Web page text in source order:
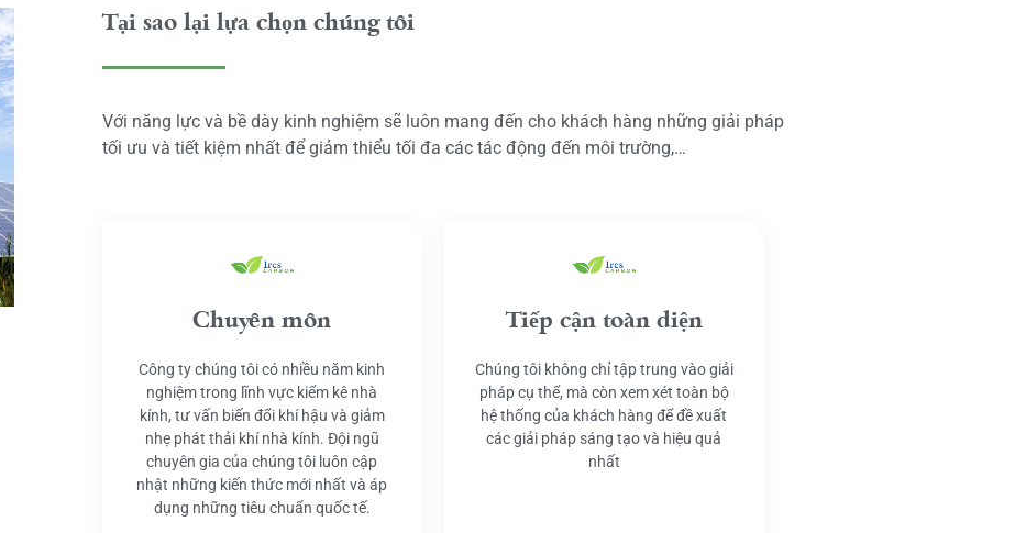
Tại sao lại lựa chọn chúng tôi
Với năng lực và bề dày kinh nghiệm sẽ luôn mang đến cho khách hàng những giải pháp
tối ưu và tiết kiệm nhất để giảm thiểu tối đa các tác động đến môi trường,…
Chuyên môn
Công ty chúng tôi có nhiều năm kinh
nghiệm trong lĩnh vực kiểm kê nhà
kính, tư vấn biến đổi khí hậu và giảm
nhẹ phát thải khí nhà kính. Đội ngũ
chuyên gia của chúng tôi luôn cập
nhật những kiến thức mới nhất và áp
dụng những tiêu chuẩn quốc tế.
Tiếp cận toàn diện
Chúng tôi không chỉ tập trung vào giải
pháp cụ thể, mà còn xem xét toàn bộ
hệ thống của khách hàng để đề xuất
các giải pháp sáng tạo và hiệu quả
nhất